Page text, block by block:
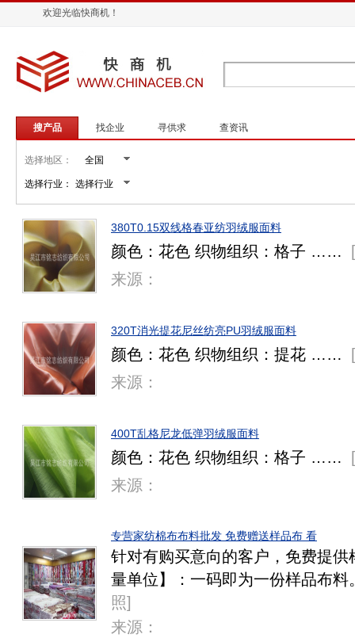
欢迎光临快商机！
搜产品 找企业 寻供求 查资讯
选择地区：
选择行业：
380T0.15双线格春亚纺羽绒服面料
颜色：花色 织物组织：格子 ……
[
来源：
320T消光提花尼丝纺亮PU羽绒服面料
颜色：花色 织物组织：提花 ……
[
来源：
400T乱格尼龙低弹羽绒服面料
颜色：花色 织物组织：格子 ……
[
来源：
专营家纺棉布布料批发 免费赠送样品布 看
针对有购买意向的客户，免费提
量单位】：一码即为一份样品布
照]
来源：